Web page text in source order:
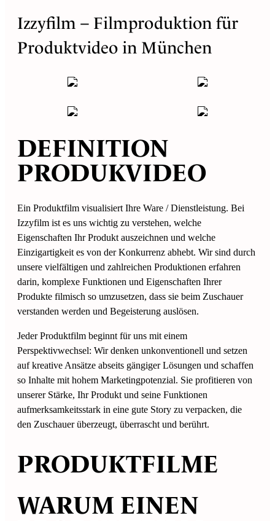
Izzyfilm – Filmproduktion für
Produktvideo in München
DEFINITION
PRODUKVIDEO
Ein Produktfilm visualisiert Ihre Ware / Dienstleistung. Bei
Izzyfilm ist es uns wichtig zu verstehen, welche
Eigenschaften Ihr Produkt auszeichnen und welche
Einzigartigkeit es von der Konkurrenz abhebt. Wir sind durch
unsere vielfältigen und zahlreichen Produktionen erfahren
darin, komplexe Funktionen und Eigenschaften Ihrer
Produkte filmisch so umzusetzen, dass sie beim Zuschauer
verstanden werden und Begeisterung auslösen.
Jeder Produktfilm beginnt für uns mit einem
Perspektivwechsel: Wir denken unkonventionell und setzen
auf kreative Ansätze abseits gängiger Lösungen und schaffen
so Inhalte mit hohem Marketingpotenzial. Sie profitieren von
unserer Stärke, Ihr Produkt und seine Funktionen
aufmerksamkeitsstark in eine gute Story zu verpacken, die
den Zuschauer überzeugt, überrascht und berührt.
PRODUKT­­FILME
WARUM EINEN